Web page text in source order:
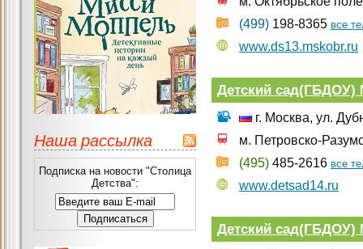
(499) 198-8365 все
www.ds13.mskobr.ru
Детский сад(ГБДОУ)
г. Москва, ул.
м. Петровско-
(495) 485-2616 все
www.detsad14.ru
Детский
Наша рассылка
Подписка на новости "Столица
Детства":